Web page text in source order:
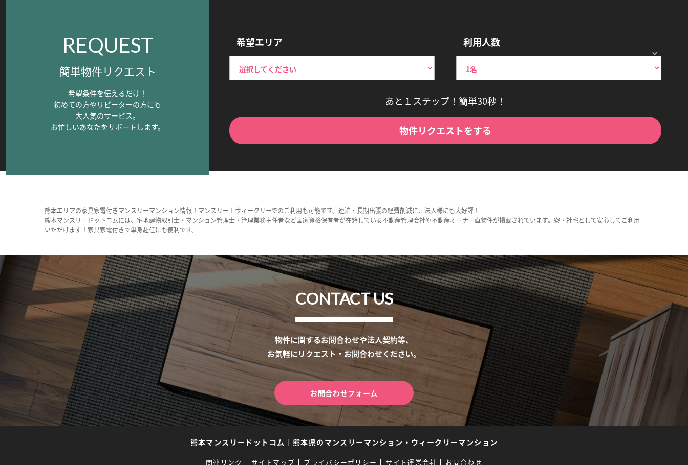
REQUEST
簡単物件リクエスト
希望条件を伝えるだけ！
初めての方やリピーターの方にも
大人気のサービス。
お忙しいあなたをサポートします。
希望エリア 利用人数
あと１ステップ！簡単30秒！
物件リクエストをする
熊本エリアの家具家電付きマンスリーマンション情報！マンスリー＋ウィークリーでのご利用も可能です。連泊・長期出張の経費削減に、法人様にも大好評！
熊本マンスリードットコムには、宅地建物取引士・マンション管理士・管理業務主任者など国家資格保有者が在籍している不動産管理会社や不動産オーナー直物件が掲載されています。寮・社宅として安心してご利用
いただけます！家具家電付きで単身赴任にも便利です。
CONTACT US
物件に関するお問合わせや法人契約等、
お気軽にリクエスト・お問合わせください。
お問合わせフォーム
熊本マンスリードットコム ｜ 熊本県のマンスリーマンション・ウィークリーマンション
関連リンク サイトマップ プライバシーポリシー サイト運営会社 お問合わせ